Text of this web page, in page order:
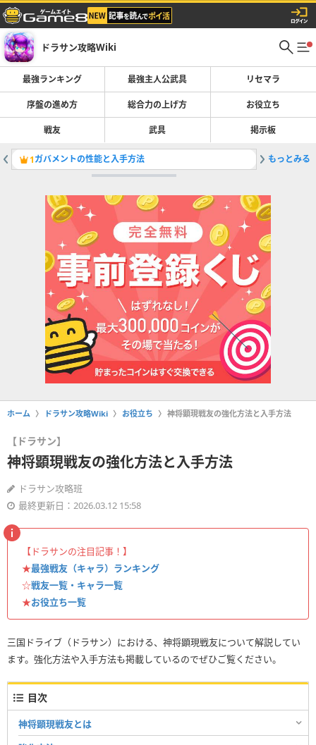
ドラサン攻略Wiki
最強ランキング 最強主人公武具 リセマラ
序盤の進め方 総合力の上げ方 お役立ち
戦友 武具 掲示板
1ガバメントの性能と入手方法 2幻燈陽
もっとみる
ホーム ドラサン攻略Wiki お役立ち 神将顕現戦友の強化方法と入手方法
【ドラサン】
神将顕現戦友の強化方法と入手方法
ドラサン攻略班
最終更新日：2026.03.12 15:58
【ドラサンの注目記事！】
★最強戦友（キャラ）ランキング
☆戦友一覧・キャラ一覧
★お役立ち一覧
三国ドライブ（ドラサン）における、神将顕現戦友について解説してい
ます。強化方法や入手方法も掲載しているのでぜひご覧ください。
目次
神将顕現戦友とは